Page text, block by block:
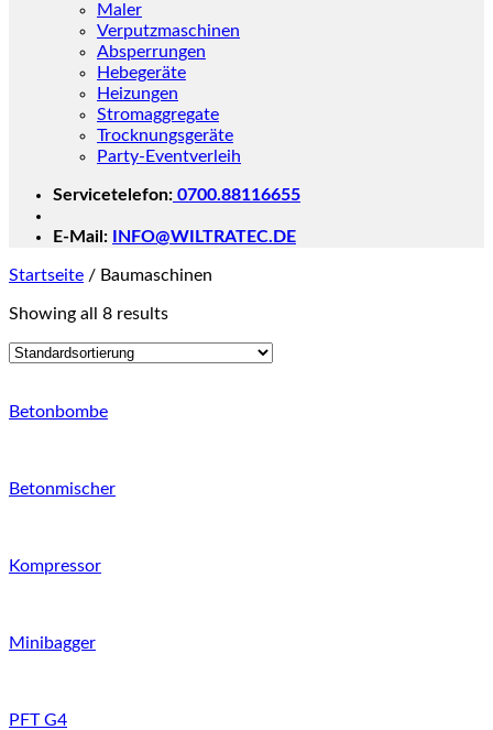
Maler
Verputzmaschinen
Absperrungen
Hebegeräte
Heizungen
Stromaggregate
Trocknungsgeräte
Party-Eventverleih
Servicetelefon: 0700.88116655
E-Mail: INFO@WILTRATEC.DE
Startseite / Baumaschinen
Showing all 8 results
Betonbombe
Betonmischer
Kompressor
Minibagger
PFT G4